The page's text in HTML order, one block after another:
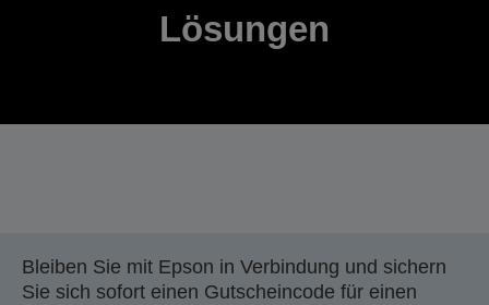
Lösungen
Bleiben Sie mit Epson in Verbindung und sichern
Sie sich sofort einen Gutscheincode für einen